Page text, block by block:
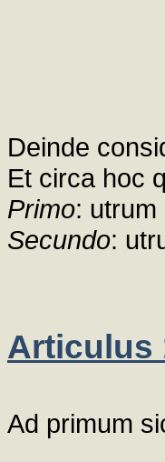
Deinde
Et circa hoc
Primo: utrum
Secundo:
Articulus
Ad primum